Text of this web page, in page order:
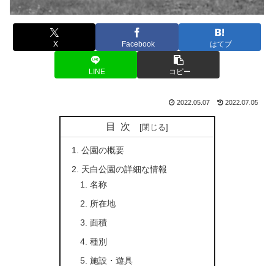
X Facebook はてブ
LINE コピー
2022.05.07 2022.07.05
目次
公園の概要
天白公園の詳細な情報
名称
所在地
面積
種別
施設・遊具